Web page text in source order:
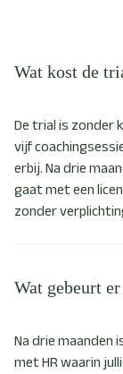
Wat kost de
De trial is zonder
vijf
erbij. Na drie
gaat met een
zonder
Wat gebeurt
Na drie maanden
met HR waarin